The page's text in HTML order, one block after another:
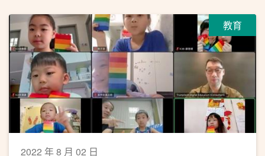
教育
2022 年 8 月 02 日